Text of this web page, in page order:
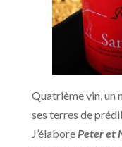
Quatrième vin, un
ses terres de
J’élaborePeter et